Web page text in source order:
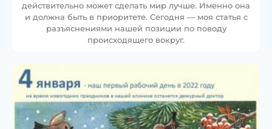
действительно может сделать мир лучше. Именно она
и должна быть в приоритете. Сегодня — моя статья с
разъяснениями нашей позиции по поводу
происходящего вокруг.